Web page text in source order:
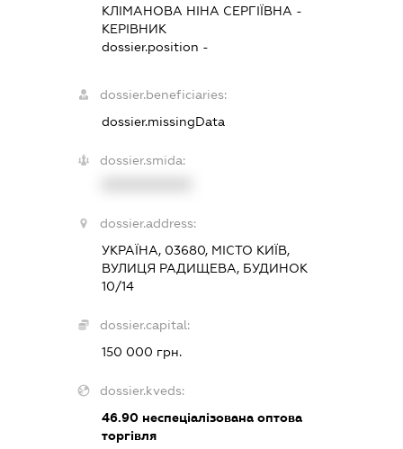
КЛІМАНОВА НІНА СЕРГІЇВНА -
КЕРІВНИК
dossier.position -
dossier.beneficiaries:
dossier.missingData
dossier.smida:
dossier.address:
УКРАЇНА, 03680, МІСТО КИЇВ,
ВУЛИЦЯ РАДИЩЕВА, БУДИНОК
10/14
dossier.capital:
150 000 грн.
dossier.kveds:
46.90 неспеціалізована оптова
торгівля